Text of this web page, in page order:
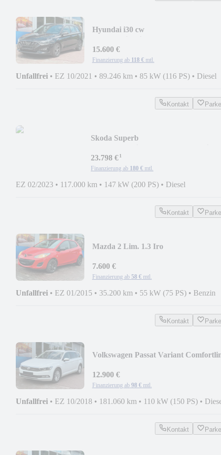
Hyundai i30 cw
15.600 €
Finanzierung ab 118 € mtl.
Unfallfrei • EZ 10/2021 • 89.246 km • 85 kW (116 PS) • Diesel
Kontakt
Skoda Superb
23.798 €¹
Finanzierung ab 180 € mtl.
EZ 02/2023 • 117.000 km • 147 kW (200 PS) • Diesel
Kontakt
Mazda 2 Lim. 1.3 Iro
7.600 €
Finanzierung ab 58 € mtl.
Unfallfrei • EZ 01/2015 • 35.200 km • 55 kW (75 PS) • Benzin
Kontakt
Volkswagen Passat Variant
12.900 €
Finanzierung ab 98 € mtl.
Unfallfrei • EZ 10/2018 • 181.060 km • 110 kW (150 PS) •
Kontakt